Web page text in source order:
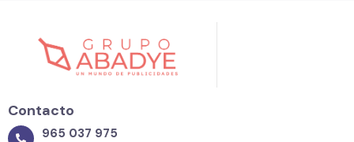
Contacto
965 037 975